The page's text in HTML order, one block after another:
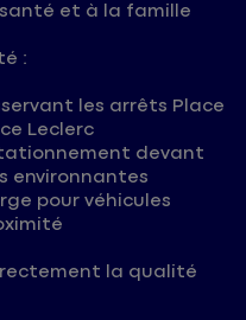
santé et à la famille
:
les arrêts Place
Leclerc
devant
environnantes
pour véhicules
la qualité